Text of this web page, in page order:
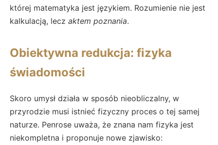
której matematyka jest językiem. Rozumienie nie jest
kalkulacją, lecz aktem poznania.
Obiektywna redukcja: fizyka
świadomości
Skoro umysł działa w sposób nieobliczalny, w
przyrodzie musi istnieć fizyczny proces o tej samej
naturze. Penrose uważa, że znana nam fizyka jest
niekompletna i proponuje nowe zjawisko: